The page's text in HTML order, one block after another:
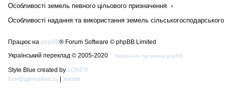
Особливості земель певного цільового призначення
Особливості надання та використання земель
Працює на phpBB® Forum Software © phpBB Limited
Український переклад © 2005-2020
Українська підтримка phpBB
Style Blue created by LONER
Конфіденційність| Умови